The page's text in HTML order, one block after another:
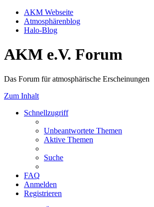
AKM Webseite
Atmosphärenblog
Halo-Blog
AKM e.V. Forum
Das Forum für atmosphärische Erscheinungen
Zum Inhalt
Schnellzugriff
Unbeantwortete Themen
Aktive Themen
Suche
FAQ
Anmelden
Registrieren